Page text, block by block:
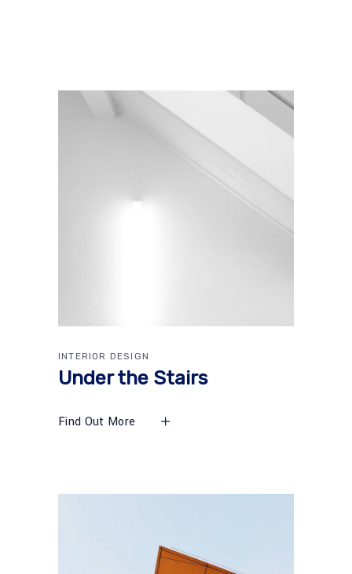
INTERIOR DESIGN
Under the Stairs
Find Out More